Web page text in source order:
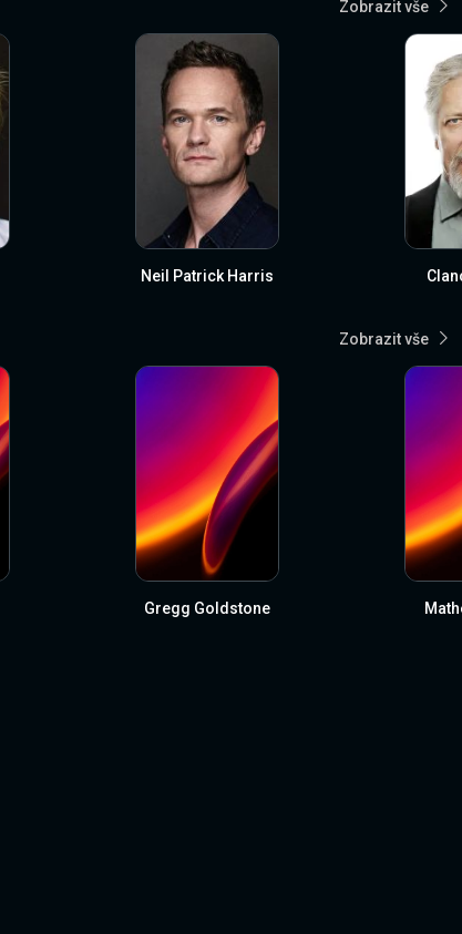
Zobrazit vše
Neil Patrick Harris
Zobrazit vše
Gregg Goldstone